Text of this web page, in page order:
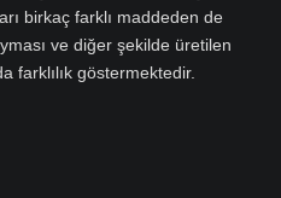
birkaç farklı maddeden de
ve diğer şekilde üretilen
farklılık göstermektedir.